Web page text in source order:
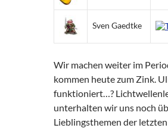
Sven Gaedtke
Wir machen weiter im
kommen heute zum Zink.
funktioniert…?
unterhalten wir uns noch
Lieblingsthemen der